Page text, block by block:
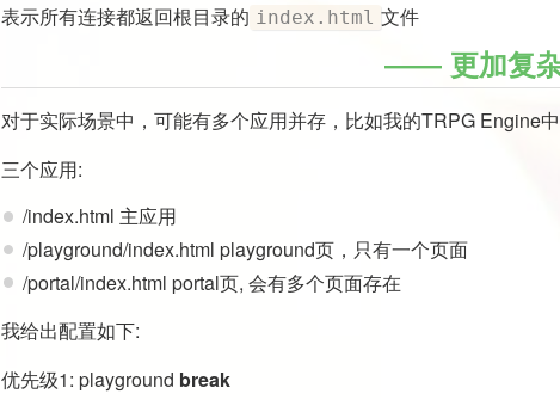
表示所有连接都返回根目录的 index.html 文件
更加复
对于实际场景中，可能有多个应用并存，比如我的TRPG Engine
三个应用:
/index.html 主应用
/playground/index.html playground页，只有一个页面
/portal/index.html portal页, 会有多个页面存在
我给出配置如下:
优先级1: playground break